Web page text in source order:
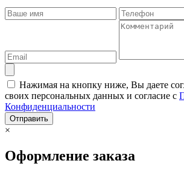
Нажимая на кнопку ниже, Вы даете
своих персональных данных и согласие с
Конфиденциальности
Отправить
×
Оформление заказа